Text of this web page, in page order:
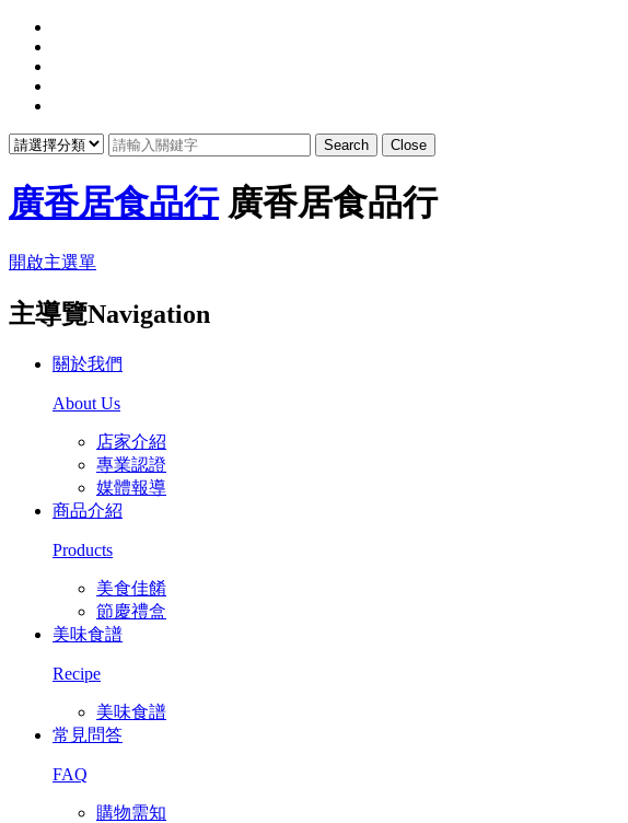
Search Close
廣香居食品行 廣香居食品行
開啟主選單
主導覽Navigation
關於我們
About Us
店家介紹
專業認證
媒體報導
商品介紹
Products
美食佳餚
節慶禮盒
美味食譜
Recipe
美味食譜
常見問答
FAQ
購物需知